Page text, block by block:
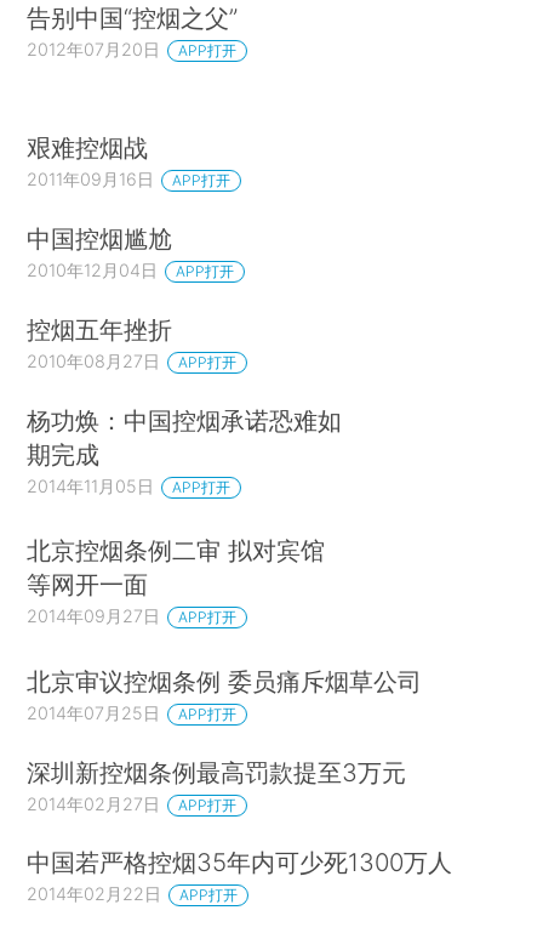
告别中国“控烟之父”
2012年07月20日 APP打开
艰难控烟战
2011年09月16日 APP打开
中国控烟尴尬
2010年12月04日 APP打开
控烟五年挫折
2010年08月27日 APP打开
杨功焕：中国控烟承诺恐难如
期完成
2014年11月05日 APP打开
北京控烟条例二审 拟对宾馆
等网开一面
2014年09月27日 APP打开
北京审议控烟条例 委员痛斥烟草公司
2014年07月25日 APP打开
深圳新控烟条例最高罚款提至3万元
2014年02月27日 APP打开
中国若严格控烟35年内可少死1300万人
2014年02月22日 APP打开